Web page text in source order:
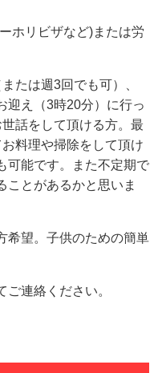
ホリビザなど)または労
たは週3回でも可）、
迎え（3時20分）に行っ
話をして頂ける方。最
料理や掃除をして頂け
可能です。また不定期で
ことがあるかと思いま
希望。子供のための簡単
連絡ください。